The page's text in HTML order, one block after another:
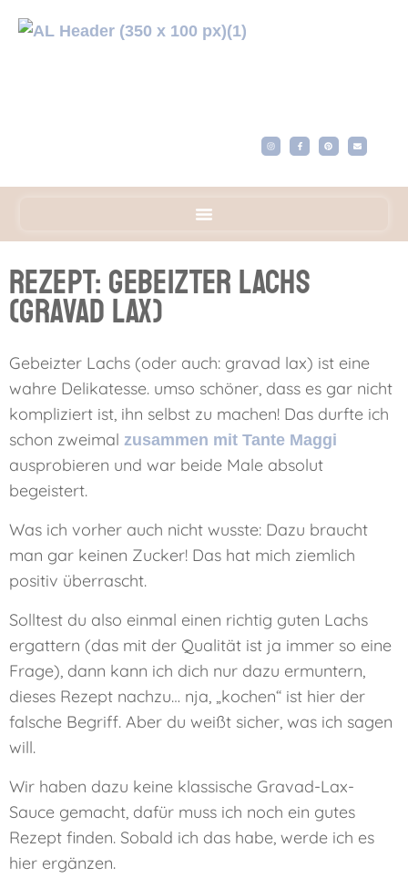
Rezept: Gebeizter Lachs
(gravad lax)
Gebeizter Lachs (oder auch: gravad lax) ist eine
wahre Delikatesse. umso schöner, dass es gar nicht
kompliziert ist, ihn selbst zu machen! Das durfte ich
schon zweimal zusammen mit Tante Maggi
ausprobieren und war beide Male absolut
begeistert.
Was ich vorher auch nicht wusste: Dazu braucht
man gar keinen Zucker! Das hat mich ziemlich
positiv überrascht.
Solltest du also einmal einen richtig guten Lachs
ergattern (das mit der Qualität ist ja immer so eine
Frage), dann kann ich dich nur dazu ermuntern,
dieses Rezept nachzu… nja, „kochen“ ist hier der
falsche Begriff. Aber du weißt sicher, was ich sagen
will.
Wir haben dazu keine klassische Gravad-Lax-
Sauce gemacht, dafür muss ich noch ein gutes
Rezept finden. Sobald ich das habe, werde ich es
hier ergänzen.